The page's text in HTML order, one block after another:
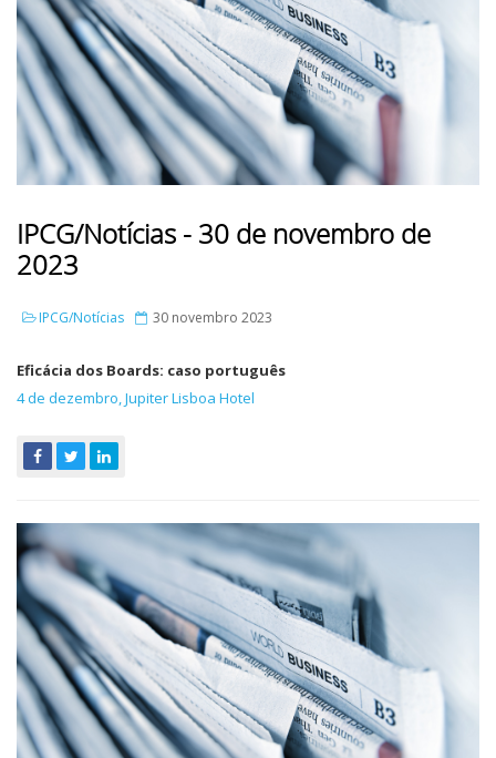
IPCG/Notícias - 30 de novembro de
2023
IPCG/Notícias 30 novembro 2023
Eficácia dos Boards: caso português
4 de dezembro, Jupiter Lisboa Hotel